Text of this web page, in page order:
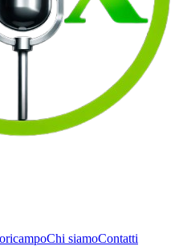
Chi siamoContatti